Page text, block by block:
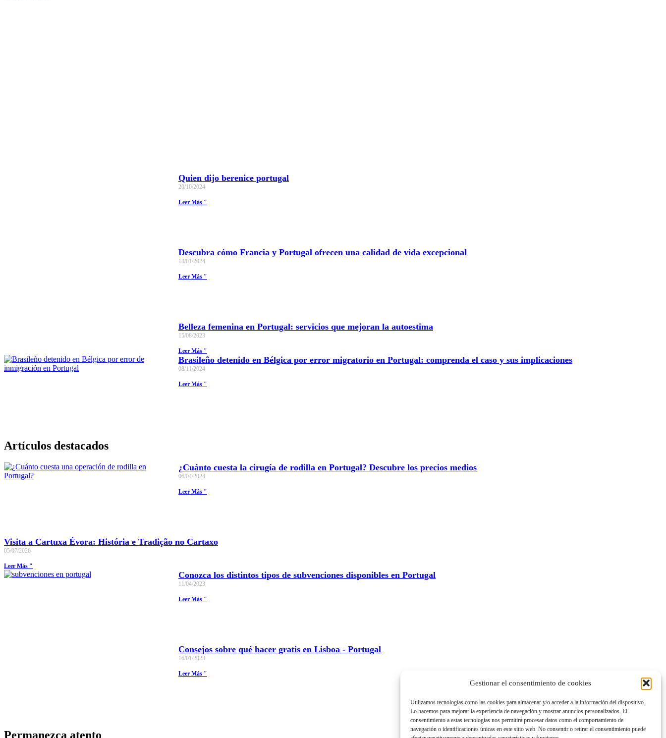
Gestionar el consentimiento de cookies
Utilizamos tecnologías como las cookies para almacenar y/o acceder a la información del dispositivo.
Lo hacemos para mejorar la experiencia de navegación y mostrar anuncios personalizados. El
consentimiento a estas tecnologías nos permitirá procesar datos como el comportamiento de
navegación o identificaciones únicas en este sitio web. No consentir o retirar el consentimiento puede
Quien dijo berenice portugal
20/10/2024
Leer Más "
Descubra cómo Francia y Portugal ofrecen una calidad de vida excepcional
18/01/2024
Leer Más "
Belleza femenina en Portugal: servicios que mejoran la autoestima
15/08/2023
Leer Más "
Brasileño detenido en Bélgica por error migratorio en Portugal: comprenda el caso y sus implicaciones
08/11/2024
Leer Más "
Artículos destacados
¿Cuánto cuesta la cirugía de rodilla en Portugal? Descubre los precios medios
06/04/2024
Leer Más "
Visita a Cartuxa Évora: História e Tradição no Cartaxo
05/07/2026
Leer Más "
Conozca los distintos tipos de subvenciones disponibles en Portugal
11/04/2023
Leer Más "
Consejos sobre qué hacer gratis en Lisboa - Portugal
16/01/2023
Leer Más "
Permanezca atento